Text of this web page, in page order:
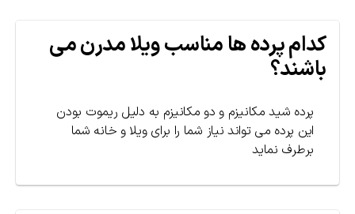
کدام پرده ها مناسب ویلا مدرن می
باشند؟
پرده شید مکانیزم و دو مکانیزم به دلیل ریموت بودن
این پرده می تواند نیاز شما را برای ویلا و خانه شما
برطرف نماید